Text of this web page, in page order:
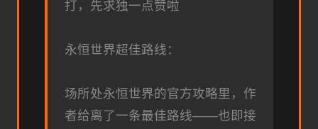
打，先求独一点赞啦
永恒世界超佳路线：
场所处永恒世界的官方攻略里，作
者给离了一条最佳路线——也即接